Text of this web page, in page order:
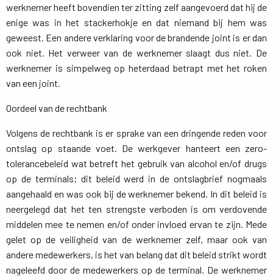
werknemer heeft bovendien ter zitting zelf aangevoerd dat hij de
enige was in het stackerhokje en dat niemand bij hem was
geweest. Een andere verklaring voor de brandende joint is er dan
ook niet. Het verweer van de werknemer slaagt dus niet. De
werknemer is simpelweg op heterdaad betrapt met het roken
van een joint.
Oordeel van de rechtbank
Volgens de rechtbank is er sprake van een dringende reden voor
ontslag op staande voet. De werkgever hanteert een zero-
tolerancebeleid wat betreft het gebruik van alcohol en/of drugs
op de terminals; dit beleid werd in de ontslagbrief nogmaals
aangehaald en was ook bij de werknemer bekend. In dit beleid is
neergelegd dat het ten strengste verboden is om verdovende
middelen mee te nemen en/of onder invloed ervan te zijn. Mede
gelet op de veiligheid van de werknemer zelf, maar ook van
andere medewerkers, is het van belang dat dit beleid strikt wordt
nageleefd door de medewerkers op de terminal. De werknemer